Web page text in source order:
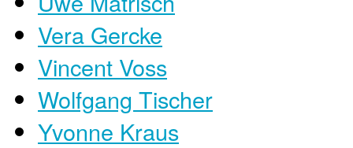
Vera Gercke
Vincent Voss
Wolfgang Tischer
Yvonne Kraus